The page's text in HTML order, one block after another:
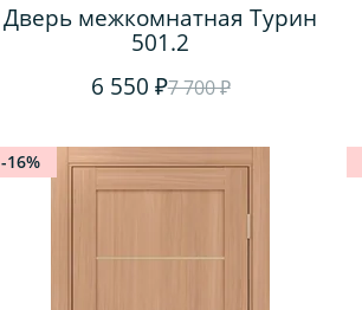
Дверь межкомнатная Турин
501.2
6 550 ₽7 700 ₽
-16%